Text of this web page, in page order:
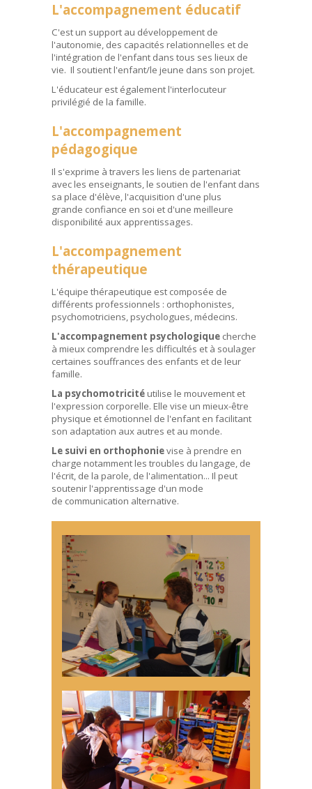
L'accompagnement éducatif
C'est un support au développement de
l'autonomie, des capacités relationnelles et de
l'intégration de l'enfant dans tous ses lieux de
vie. Il soutient l'enfant/le jeune dans son projet.
L'éducateur est également l'interlocuteur
privilégié de la famille.
L'accompagnement
pédagogique
Il s'exprime à travers les liens de partenariat
avec les enseignants, le soutien de l'enfant dans
sa place d'élève, l'acquisition d'une plus
grande confiance en soi et d'une meilleure
disponibilité aux apprentissages.
L'accompagnement
thérapeutique
L'équipe thérapeutique est composée de
différents professionnels : orthophonistes,
psychomotriciens, psychologues, médecins.
L'accompagnement psychologique cherche
à mieux comprendre les difficultés et à soulager
certaines souffrances des enfants et de leur
famille.
La psychomotricitéutilise le mouvement et
l'expression corporelle. Elle vise un mieux-être
physique et émotionnel de l'enfant en facilitant
son adaptation aux autres et au monde.
Le suivi en orthophonievise à prendre en
charge notamment les troubles du langage, de
l'écrit, de la parole, de l'alimentation... Il peut
soutenir l'apprentissage d'un mode
de communication alternative.